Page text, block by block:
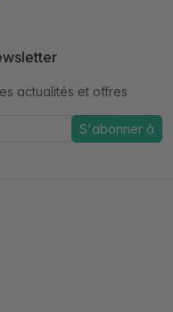
actualités et offres
S'abonner à